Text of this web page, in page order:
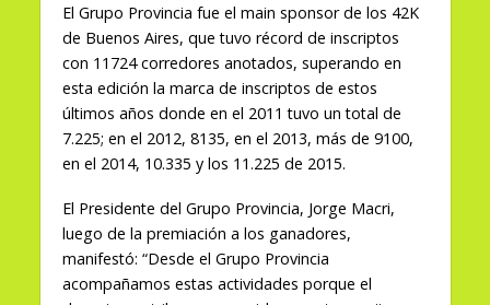
El Grupo Provincia fue el main sponsor de los 42K
de Buenos Aires, que tuvo récord de inscriptos
con 11724 corredores anotados, superando en
esta edición la marca de inscriptos de estos
últimos años donde en el 2011 tuvo un total de
7.225; en el 2012, 8135, en el 2013, más de 9100,
en el 2014, 10.335 y los 11.225 de 2015.
El Presidente del Grupo Provincia, Jorge Macri,
luego de la premiación a los ganadores,
manifestó: “Desde el Grupo Provincia
acompañamos estas actividades porque el